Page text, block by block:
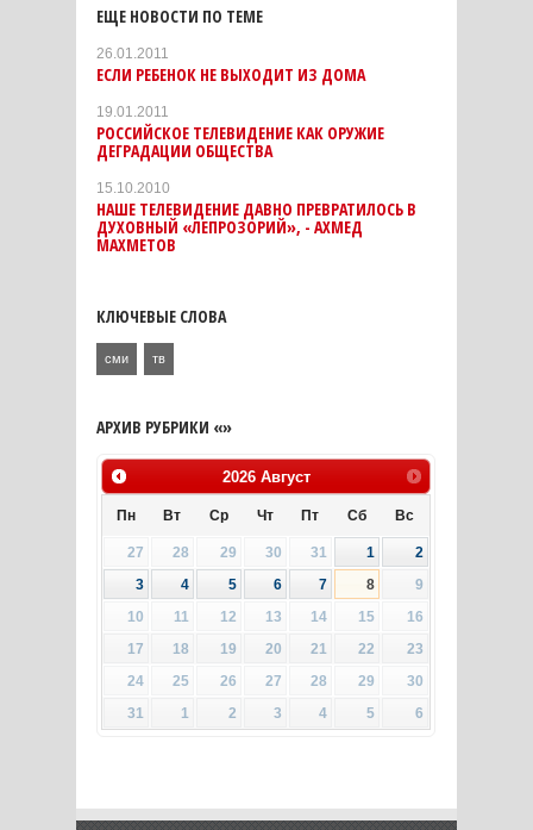
ЕЩЕ НОВОСТИ ПО ТЕМЕ
26.01.2011
ЕСЛИ РЕБЕНОК НЕ ВЫХОДИТ ИЗ ДОМА
19.01.2011
РОССИЙСКОЕ ТЕЛЕВИДЕНИЕ КАК ОРУЖИЕ
ДЕГРАДАЦИИ ОБЩЕСТВА
15.10.2010
НАШЕ ТЕЛЕВИДЕНИЕ ДАВНО ПРЕВРАТИЛОСЬ В
ДУХОВНЫЙ «ЛЕПРОЗОРИЙ», - АХМЕД
МАХМЕТОВ
КЛЮЧЕВЫЕ СЛОВА
сми тв
АРХИВ РУБРИКИ «»
2026 Август
Пн Вт Ср Чт Пт Сб Вс
27 28 29 30 31 1
2
3
4 5 6 7 8
9
10
11 12 13 14 15
16
17
18 19 20 21 22
23
24
25 26 27 28 29
30
31
1 2 3 4 5 6